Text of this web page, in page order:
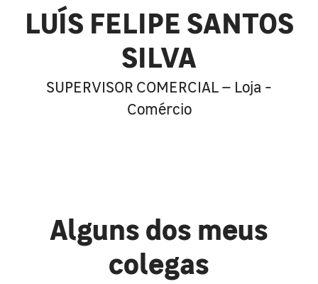
LUÍS FELIPE SANTOS
SILVA
SUPERVISOR COMERCIAL – Loja -
Comércio
Alguns dos meus
colegas